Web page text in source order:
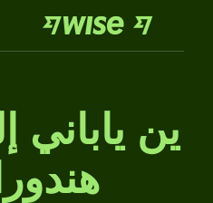
ين ياباني